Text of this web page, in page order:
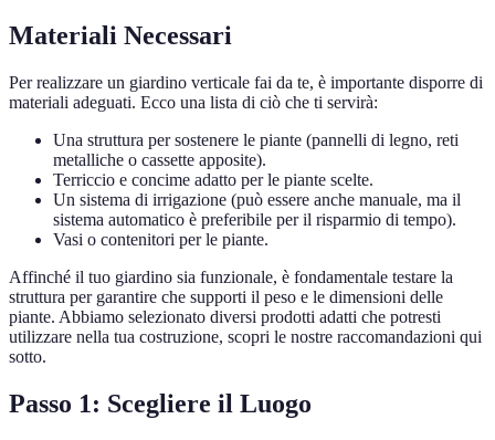
Materiali Necessari
Per realizzare un giardino verticale fai da te, è importante disporre di
materiali adeguati. Ecco una lista di ciò che ti servirà:
Una struttura per sostenere le piante (pannelli di legno, reti
metalliche o cassette apposite).
Terriccio e concime adatto per le piante scelte.
Un sistema di irrigazione (può essere anche manuale, ma il
sistema automatico è preferibile per il risparmio di tempo).
Vasi o contenitori per le piante.
Affinché il tuo giardino sia funzionale, è fondamentale testare la
struttura per garantire che supporti il peso e le dimensioni delle
piante. Abbiamo selezionato diversi prodotti adatti che potresti
utilizzare nella tua costruzione, scopri le nostre raccomandazioni qui
sotto.
Passo 1: Scegliere il Luogo